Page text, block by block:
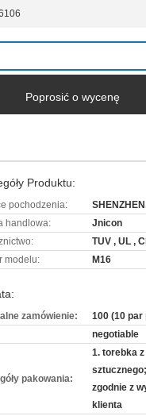
Poprosić o wycenę
Produktu:
pochodzenia:
handlowa:
Jnicon
TUV , UL ,
modelu:
M16
zamówienie:
100 (10 par
negotiable
pakowania:
1. torebka
zgodnie z
klienta